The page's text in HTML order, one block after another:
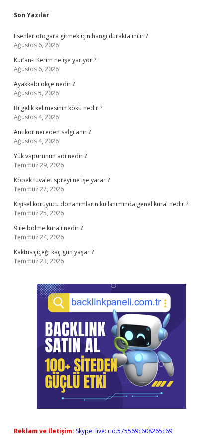
Sidebar
Son Yazılar
Esenler otogara gitmek için hangi durakta inilir ?
Ağustos 6, 2026
Kur’an-ı Kerim ne işe yarıyor ?
Ağustos 6, 2026
Ayakkabı ökçe nedir ?
Ağustos 5, 2026
Bilgelik kelimesinin kökü nedir ?
Ağustos 4, 2026
Antikor nereden salgılanır ?
Ağustos 4, 2026
Yük vapurunun adı nedir ?
Temmuz 29, 2026
Köpek tuvalet spreyi ne işe yarar ?
Temmuz 27, 2026
Kişisel koruyucu donanımların kullanımında genel kural nedir ?
Temmuz 25, 2026
9 ile bölme kuralı nedir ?
Temmuz 24, 2026
Kaktüs çiçeği kaç gün yaşar ?
Temmuz 23, 2026
Reklam ve İletişim: Skype: live:.cid.575569c608265c69